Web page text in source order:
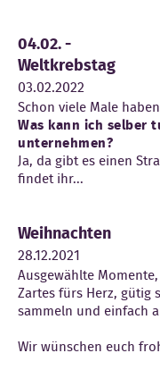
04.02. -
Weltkrebstag
03.02.2022
Schon viele Male
Was kann ich selber
unternehmen?
Ja, da gibt es einen
findet ihr...
Weihnachten
28.12.2021
Ausgewählte
Zartes fürs Herz, gütig
sammeln und einfach
Wir wünschen euch